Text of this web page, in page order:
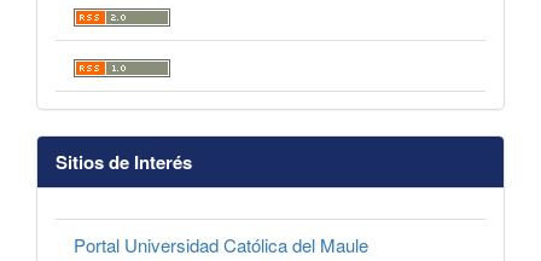
Sitios de Interés
Portal Universidad Católica del Maule